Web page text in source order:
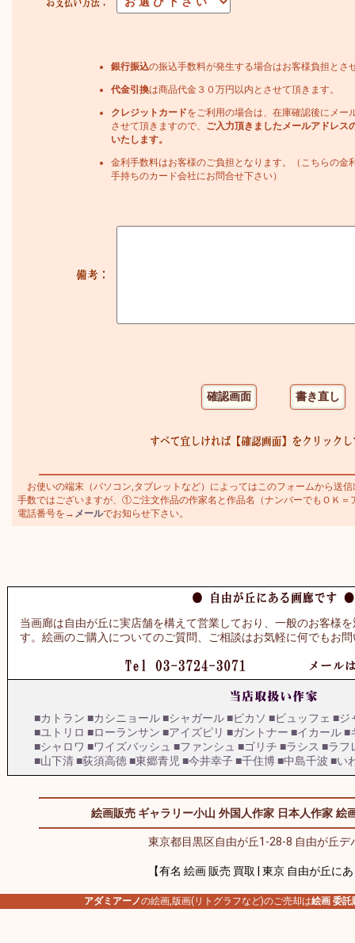
銀行振込の振込手数料が発生する場合はお客様負担とさ
代金引換は商品代金３０万円以内とさせて頂きます。
クレジットカードをご利用の場合は、在庫確認後にメー
させて頂きますので、
ご入力頂きましたメールアドレス
いたします。
金利手数料はお客様のご負担となります。（こちらの金
手持ちのカード会社にお問合せ下さい）
お使いの端末（パソコン,タブレットなど）によってはこのフォームから送
手数ではございますが、①ご注文作品の作家名と作品名（ナンバーでもＯＫ
電話番号を→ メールでお知らせ下さい。
当画廊は自由が丘に実店舗を構えて営業しており、一般のお客様
す。絵画のご購入についてのご質問、ご相談はお気軽に何でもお
■カトラン ■カシニョール■シャガール■ピカソ ■ビュッフェ ■ジ
■ユトリロ ■ローランサン ■アイズピリ ■ガントナー ■イカール■
■シャロワ ■ワイズバッシュ ■ファンシュ ■ゴリチ ■ラシス ■ラフ
■山下清■荻須高徳■東郷青児 ■今井幸子■千住博■中島千波 ■い
絵画販売 ギャラリー小山 外国人作家 日本人作家 絵
東京都目黒区自由が丘1-28-8 自由が丘デ
【有名 絵画 販売 買取 | 東京 自由が丘に
アダミアーノの絵画,版画(リトグラフなど)のご売却は絵画 委託